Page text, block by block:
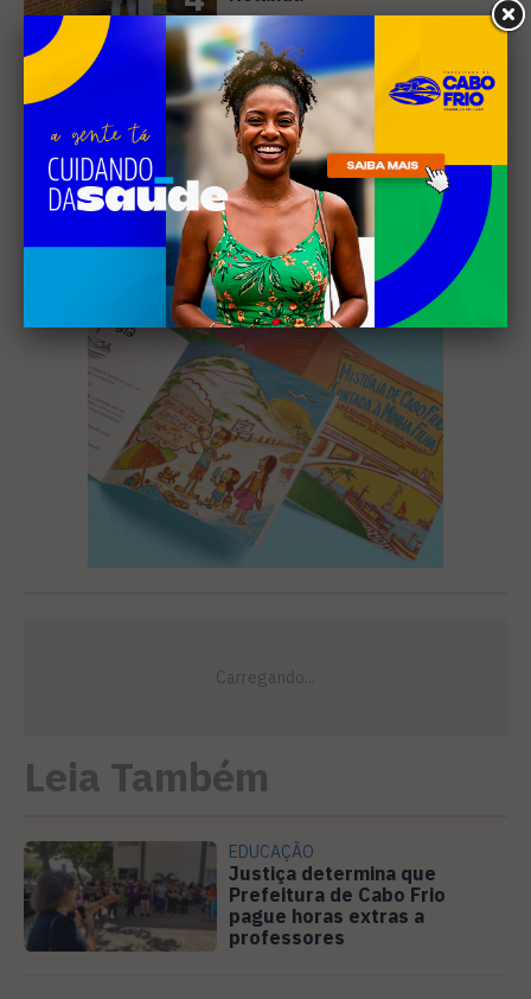
Receba nossa
newsletter
Leia Também
EDUCAÇÃO
Justiça determina que
Prefeitura de Cabo Frio
pague horas extras a
professores